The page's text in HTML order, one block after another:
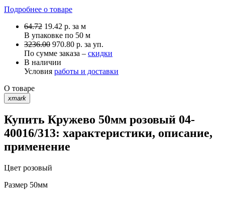
Подробнее о товаре
64.72 19.42 р. за м
В упаковке по 50 м
3236.00 970.80 р. за уп.
По сумме заказа – скидки
В наличии
Условия работы и доставки
О товаре
xmark
Купить Кружево 50мм розовый 04-
40016/313: характеристики, описание,
применение
Цвет розовый
Размер 50мм